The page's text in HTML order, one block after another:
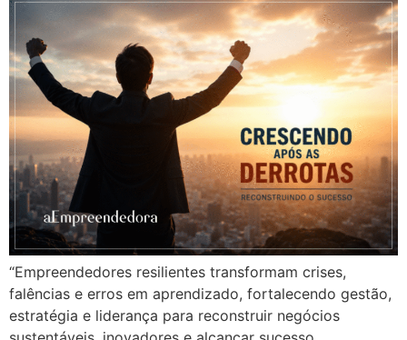
“Empreendedores resilientes transformam crises,
falências e erros em aprendizado, fortalecendo gestão,
estratégia e liderança para reconstruir negócios